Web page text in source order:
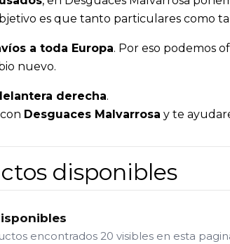
es que tanto particulares como
a toda Europa. Por eso podemos
nuevo.
derecha.
Desguaces Malvarrosa y te
disponibles
encontrados 20 visibles en esta